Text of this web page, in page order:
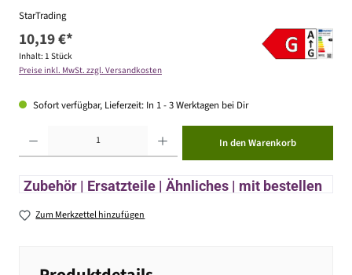
StarTrading
10,19 €*
Inhalt: 1 Stück
Preise inkl. MwSt. zzgl. Versandkosten
Sofort verfügbar, Lieferzeit: In 1 - 3 Werktagen bei Dir
In den Warenkorb
Zubehör | Ersatzteile | Ähnliches | mit bestellen
Zum Merkzettel hinzufügen